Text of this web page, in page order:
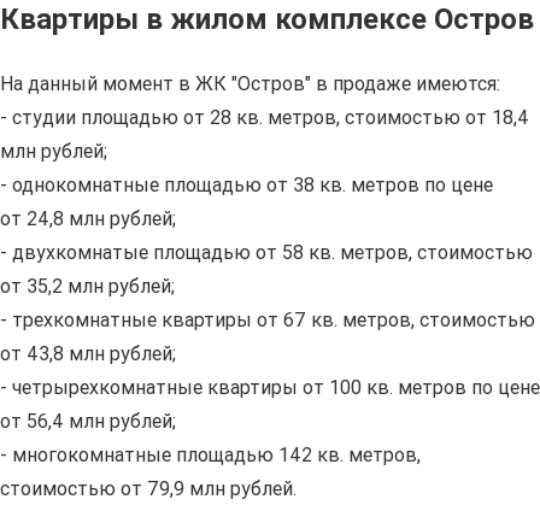
Квартиры в жилом комплексе Остров
На данный момент в ЖК "Остров" в продаже имеются:
- студии площадью от 28 кв. метров, стоимостью от 18,4
млн рублей;
- однокомнатные площадью от 38 кв. метров по цене
от 24,8 млн рублей;
- двухкомнатые площадью от 58 кв. метров, стоимостью
от 35,2 млн рублей;
- трехкомнатные квартиры от 67 кв. метров, стоимостью
от 43,8 млн рублей;
- четрырехкомнатные квартиры от 100 кв. метров по цене
от 56,4 млн рублей;
- многокомнатные площадью 142 кв. метров,
стоимостью от 79,9 млн рублей.